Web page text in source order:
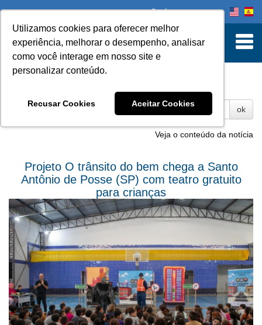
Utilizamos cookies para oferecer melhor
experiência, melhorar o desempenho, analisar
como você interage em nosso site e
personalizar conteúdo.
Recusar Cookies Aceitar Cookies
Onde comprar
ok
Projeto O trânsito do bem chega a Santo
Antônio de Posse (SP) com teatro gratuito
para crianças
Veja o conteúdo da notícia